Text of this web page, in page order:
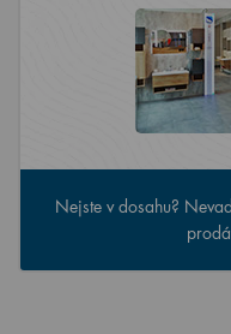
Nejste v dosahu?